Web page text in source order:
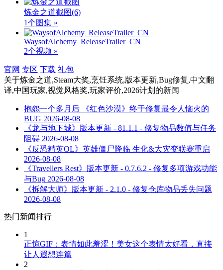
炼金之道截图(6)
1个图集 »
WaysofAlchemy_ReleaseTrailer_CN
2个视频 »
官网 专区 下载 礼包
关于炼金之道,Steam大奖,烹饪系统,版本更新,Bug修复,中文翻
译,中国玩家,视觉风格奖,玩家评价,2026计划 的新闻
抱怨一个多月后 《红色沙漠》终于修复最令人恼火的
BUG 2026-08-08
《龙与地下城》版本更新 - 81.1.1 - 修复物品数值与任务
阻碍 2026-08-08
《反恐精英OL》英雄僵尸降临 生化&大灾变联赛重启
2026-08-08
《Travellers Rest》版本更新 - 0.7.6.2 - 修复多项游戏功能
与Bug 2026-08-08
《拆解大师》版本更新 - 2.1.0 - 修复仓库物品丢失问题
2026-08-08
热门新闻排行
1
正惊GIF：表情如此羞涩！美女这个表情太好看，直接
让人遐想连篇
2